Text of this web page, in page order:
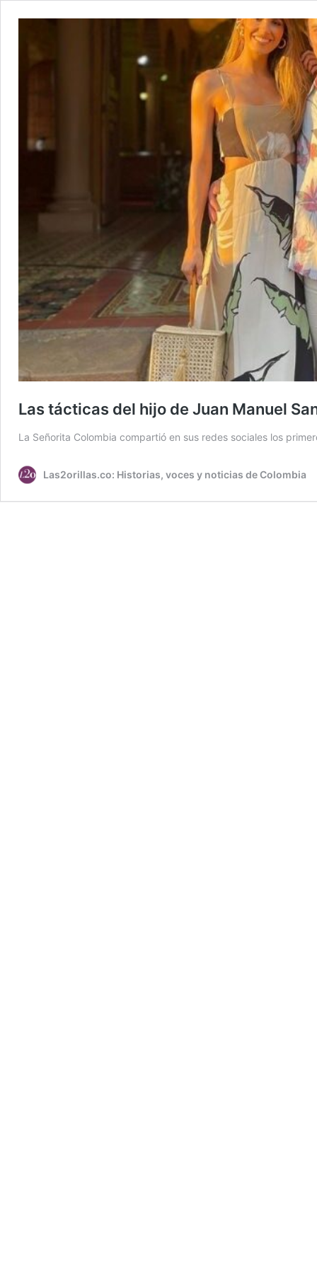
Las tácticas del hijo de Juan Manuel
La Señorita Colombia compartió en sus redes sociales los
Las2orillas.co: Historias, voces y noticias de Colombia